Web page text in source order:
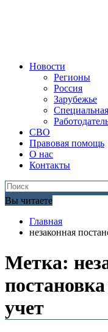
Новости
Регионы
Россия
Зарубежье
СВО
Правовая помощь
О нас
Контакты
Вы читаете
Главная
незаконная
Метка:
учет